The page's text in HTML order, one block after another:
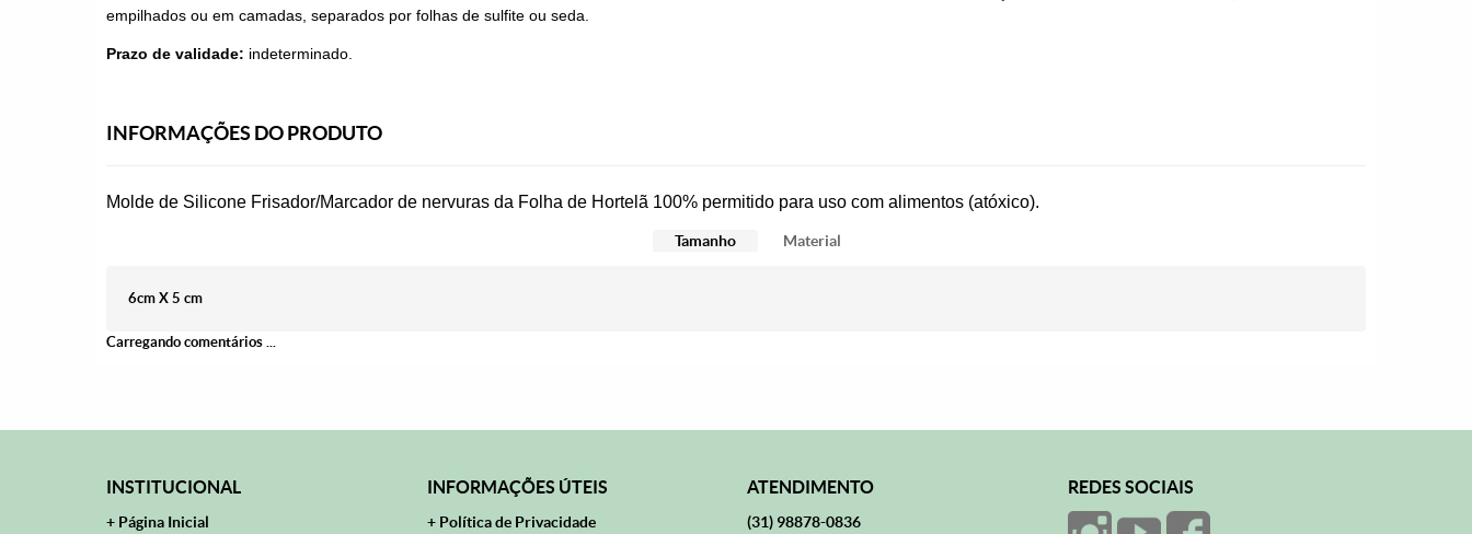
empilhados ou em camadas, separados por folhas de sulfite ou seda.
Prazo de validade: indeterminado.
INFORMAÇÕES DO PRODUTO
Molde de Silicone Frisador/Marcador de nervuras da Folha de Hortelã 100% permitido para uso com alimentos (atóxico).
Tamanho Material
6cm X 5 cm
Carregando comentários ...
INSTITUCIONAL
Página Inicial
INFORMAÇÕES ÚTEIS
Política de Privacidade
ATENDIMENTO
(31) 98878-0836
REDES SOCIAIS